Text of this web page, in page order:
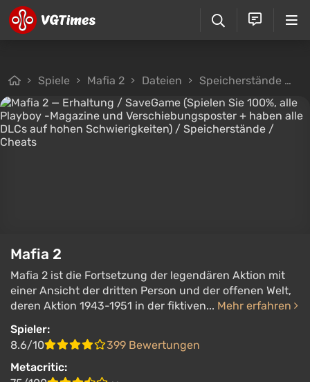
Spiele Mafia 2 Dateien Speicherstände
Mafia 2
Mafia 2 ist die Fortsetzung der legendären Aktion mit
einer Ansicht der dritten Person und der offenen Welt,
deren Aktion 1943-1951 in der fiktiven... Mehr erfahren
Spieler:
8.6/10
399 Bewertungen
Metacritic: